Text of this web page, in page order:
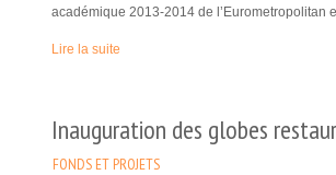
académique 2013-2014 de l’Eurometropolitan
Lire la suite
Inauguration des globes
FONDS ET PROJETS